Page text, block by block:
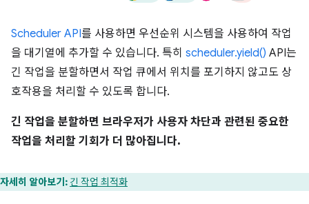
Scheduler API를 사용하면 우선순위 시스템을 사용하여 작업
을 대기열에 추가할 수 있습니다. 특히 scheduler.yield() API는
긴 작업을 분할하면서 작업 큐에서 위치를 포기하지 않고도 상
호작용을 처리할 수 있도록 합니다.
긴 작업을 분할하면 브라우저가 사용자 차단과 관련된 중요한
작업을 처리할 기회가 더 많아집니다.
자세히 알아보기: 긴 작업 최적화